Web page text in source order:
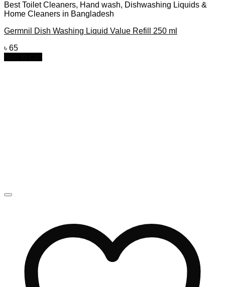
Best Toilet Cleaners, Hand wash, Dishwashing Liquids &
Home Cleaners in Bangladesh
Germnil Dish Washing Liquid Value Refill 250 ml
৳ 65